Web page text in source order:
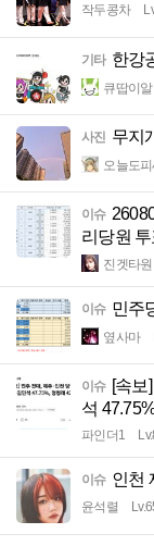
작두콩차
기타 한강
큐땁이알
사진 무지
오늘도
이슈
리당원
진겟타원
이슈 민주
옆사마
이슈 [속
석
파인더1
이슈 인천
윤석렬